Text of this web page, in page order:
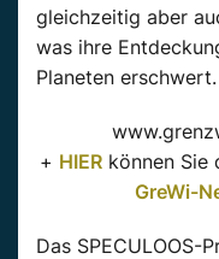
gleichzeitig aber
was ihre
Planeten erschwert.
+ HIER können Sie
GreWi-
Das SPECULOOS-